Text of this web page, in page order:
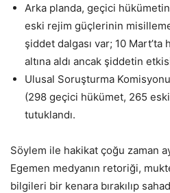
Arka planda, geçici
eski rejim güçlerinin
şiddet dalgası var; 10
altına aldı ancak şiddetin
Ulusal Soruşturma
(298 geçici hükümet, 265
tutuklandı.
Söylem ile hakikat çoğu zaman
Egemen medyanın retoriği,
bilgileri bir kenara bırakılıp